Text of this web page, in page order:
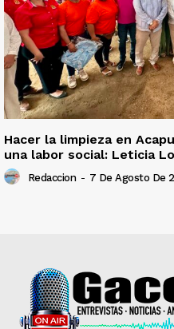
Hacer la limpieza en
una labor social: Leticia
Redaccion - 7 De Agosto De